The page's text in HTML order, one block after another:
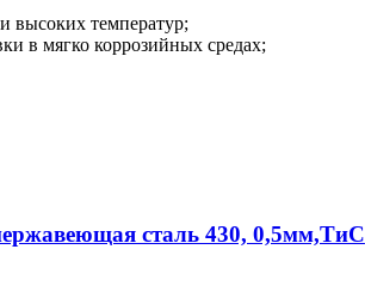
высоких температур;
в мягко коррозийных средах;
сталь 430, 0,5мм,ТиС